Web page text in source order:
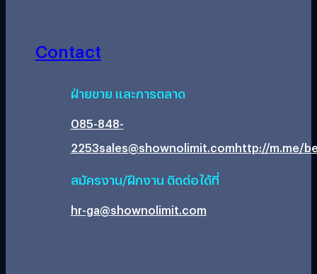
Contact
ฝ่ายขาย และการตลาด
085-848-
2253sales@shownolimit.comhttp://m.me/
สมัครงาน/ฝึกงาน ติดต่อได้ที่
hr-ga@shownolimit.com